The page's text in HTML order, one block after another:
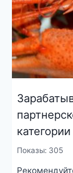
Показы: 305